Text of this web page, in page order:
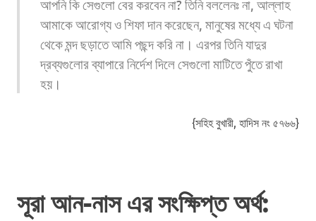
আপনি কি সেগুলো বের করবেন না? তিনি বললেনঃ না, আল্লাহ
আমাকে আরোগ্য ও শিফা দান করেছেন, মানুষের মধ্যে এ ঘটনা
থেকে মন্দ ছড়াতে আমি পছন্দ করি না। এরপর তিনি যাদুর
দ্রব্যগুলোর ব্যাপারে নির্দেশ দিলে সেগুলো মাটিতে পুঁতে রাখা
হয়।
{সহিহ বুখারী, হাদিস নং ৫৭৬৬}
সূরা আন-নাস এর সংক্ষিপ্ত অর্থ: